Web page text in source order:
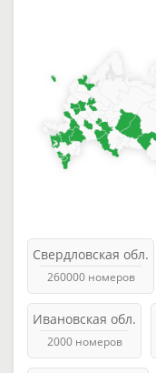
Свердловская обл.
260000 номеров
Ивановская обл.
2000 номеров